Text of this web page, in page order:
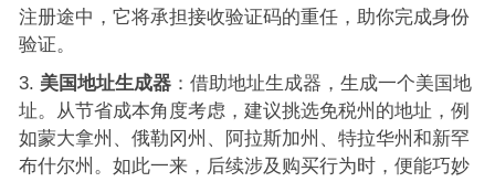
注册途中，它将承担接收验证码的重任，助你完成身份
验证。
美国地址生成器：借助地址生成器，生成一个美国地
址。从节省成本角度考虑，建议挑选免税州的地址，例
如蒙大拿州、俄勒冈州、阿拉斯加州、特拉华州和新罕
布什尔州。如此一来，后续涉及购买行为时，便能巧妙